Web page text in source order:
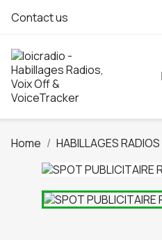
Contact us
Home HABILLAGES RADIOS